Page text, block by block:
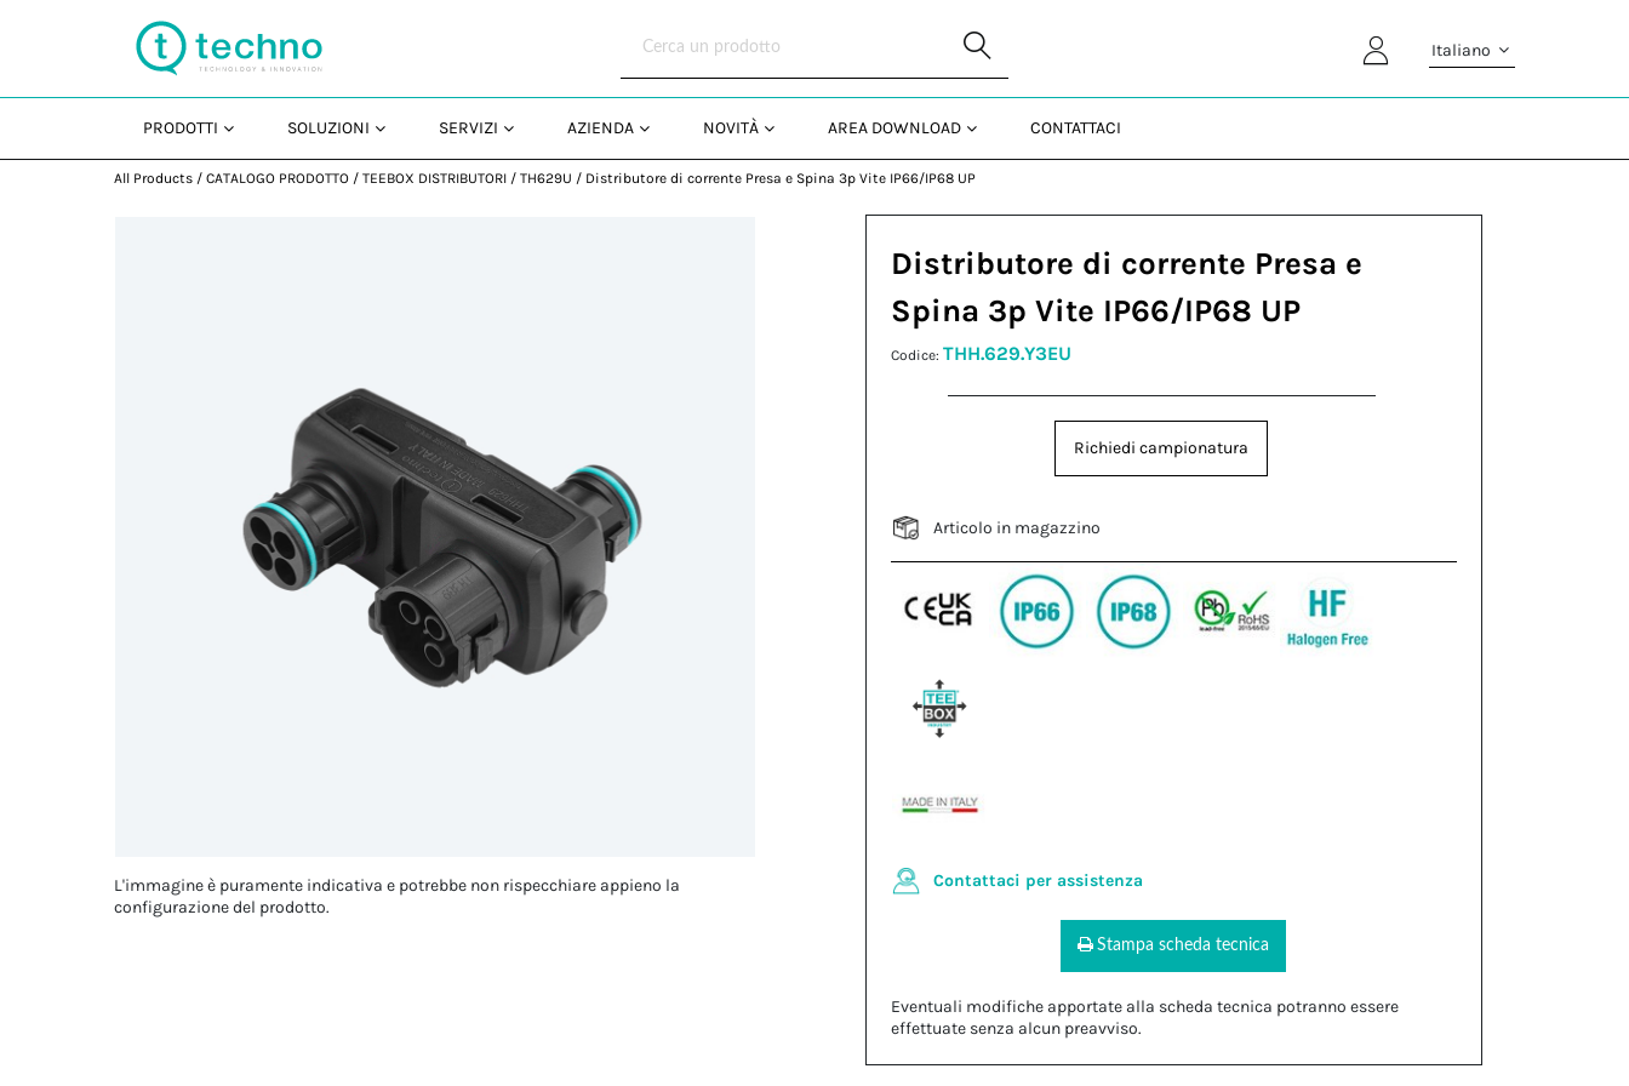
Italiano
PRODOTTI SOLUZIONI SERVIZI AZIENDA NOVITÀ AREA DOWNLOAD CONTATTACI
All Products / CATALOGO PRODOTTO / TEEBOX DISTRIBUTORI / TH629U / Distributore di corrente Presa e Spina 3p Vite IP66/IP68 UP
L'immagine è puramente indicativa e potrebbe non rispecchiare appieno la
configurazione del prodotto.
Distributore di corrente Presa e
Spina 3p Vite IP66/IP68 UP
Codice:THH.629.Y3EU
Richiedi campionatura
Articolo in magazzino
Contattaci per assistenza
Stampa scheda tecnica
Eventuali modifiche apportate alla scheda tecnica potranno essere
effettuate senza alcun preavviso.